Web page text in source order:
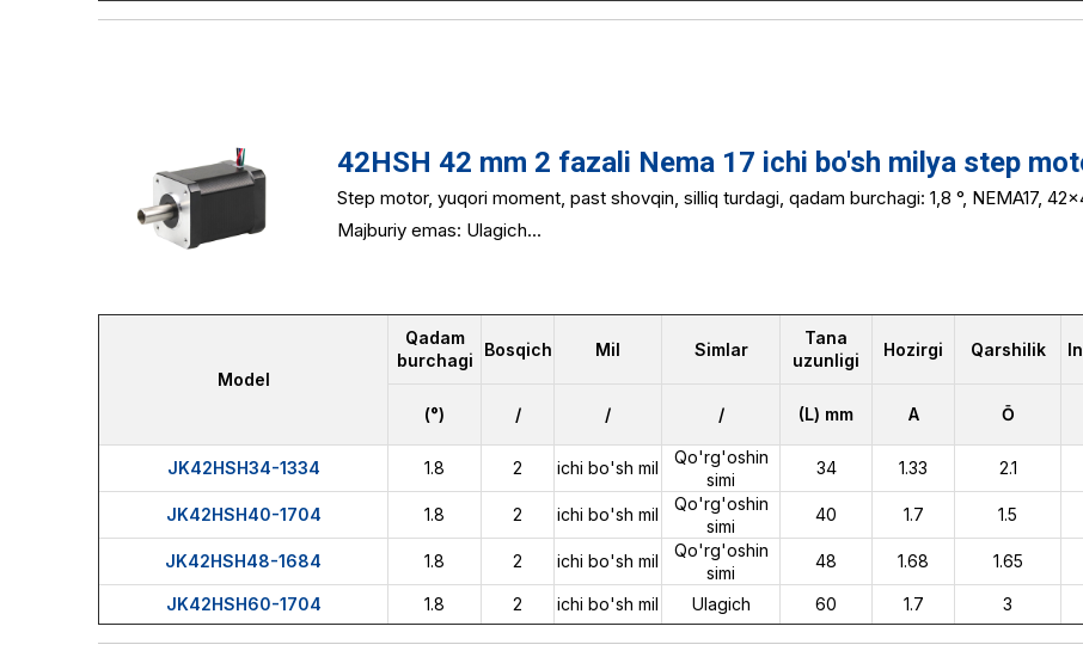
42HSH 42 mm 2 fazali Nema 17 ichi bo'sh milya step
Step motor, yuqori moment, past shovqin, silliq turdagi, qadam burchagi: 1,8 °, NEMA17,
Majburiy emas: Ulagich...
Model
Qadam
burchagi
Bosqich Mil Simlar
Tana
uzunligi
Hozirgi Qarshilik
(°) / / / (L) mm A Ō
JK42HSH34-1334 1.8 2 ichi bo'sh mil
Qo'rg'oshin
simi
34 1.33 2.1
JK42HSH40-1704 1.8 2 ichi bo'sh mil
Qo'rg'oshin
simi
40 1.7 1.5
JK42HSH48-1684 1.8 2 ichi bo'sh mil
Qo'rg'oshin
simi
48 1.68 1.65
JK42HSH60-1704 1.8 2 ichi bo'sh mil Ulagich 60 1.7 3